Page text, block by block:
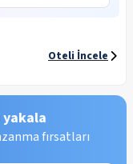
Oteli İncele
yakala
fırsatları